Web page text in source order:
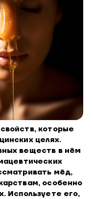
которые
целях.
веществ в нём
мёд,
особенно
Используете его,